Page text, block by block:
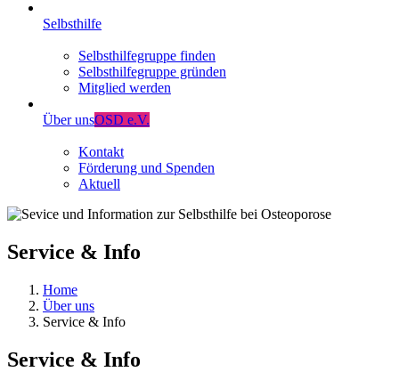
Selbsthilfe
Selbsthilfegruppe finden
Selbsthilfegruppe gründen
Mitglied werden
Über unsOSD e.V.
Kontakt
Förderung und Spenden
Aktuell
Service & Info
Home
Über uns
Service & Info
Service & Info